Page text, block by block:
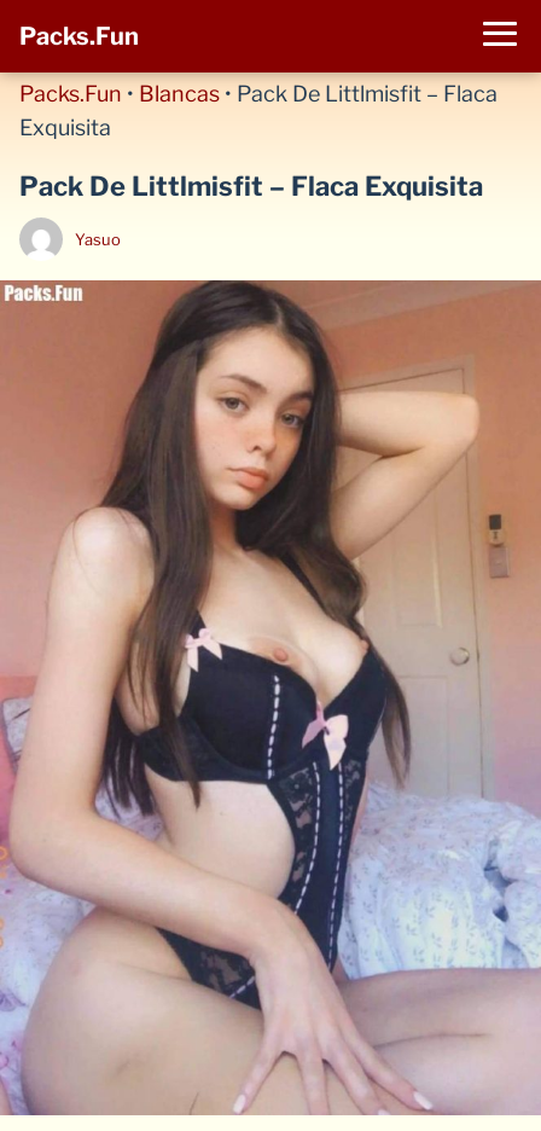
Packs.Fun
Packs.Fun • Blancas • Pack De Littlmisfit – Flaca
Exquisita
Pack De Littlmisfit – Flaca Exquisita
Yasuo